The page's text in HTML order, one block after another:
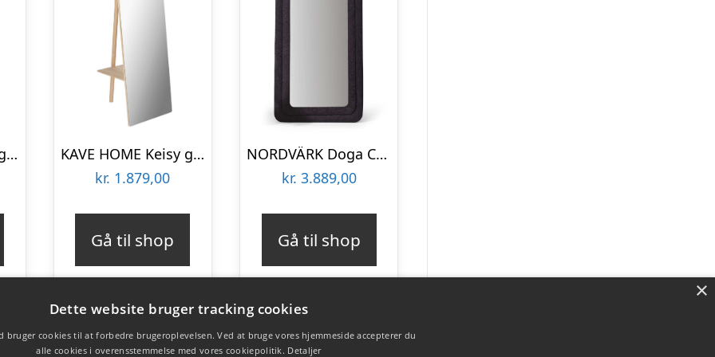
DUTCHBONE Riva gulvspejl, rektangulær – spejlglas og brun bøgetræ (180×60)
KAVE HOME Keisy gulvspejl, m. bøjlestang og hylde – spejlglas og natur træ (45×160)
kr. 1.879,00
Gå til shop
NORDVÄRK Doga Cheval gulvspejl, rektangulær – spejlglas og sort MDF (170×65)
kr. 3.889,00
Gå til shop
×
Dette website bruger tracking cookies
bruger cookies til at forbedre brugeroplevelsen. Ved at bruge vores hjemmeside accepterer du
alle cookies i overensstemmelse med vores cookiepolitik. Detaljer